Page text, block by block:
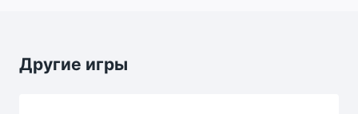
Другие игры